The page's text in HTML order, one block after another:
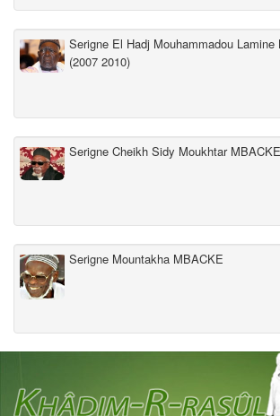
Serigne El Hadj Mouhammadou Lamine
(2007 2010)
Serigne Cheikh Sidy Moukhtar
Serigne Mountakha MBACKE